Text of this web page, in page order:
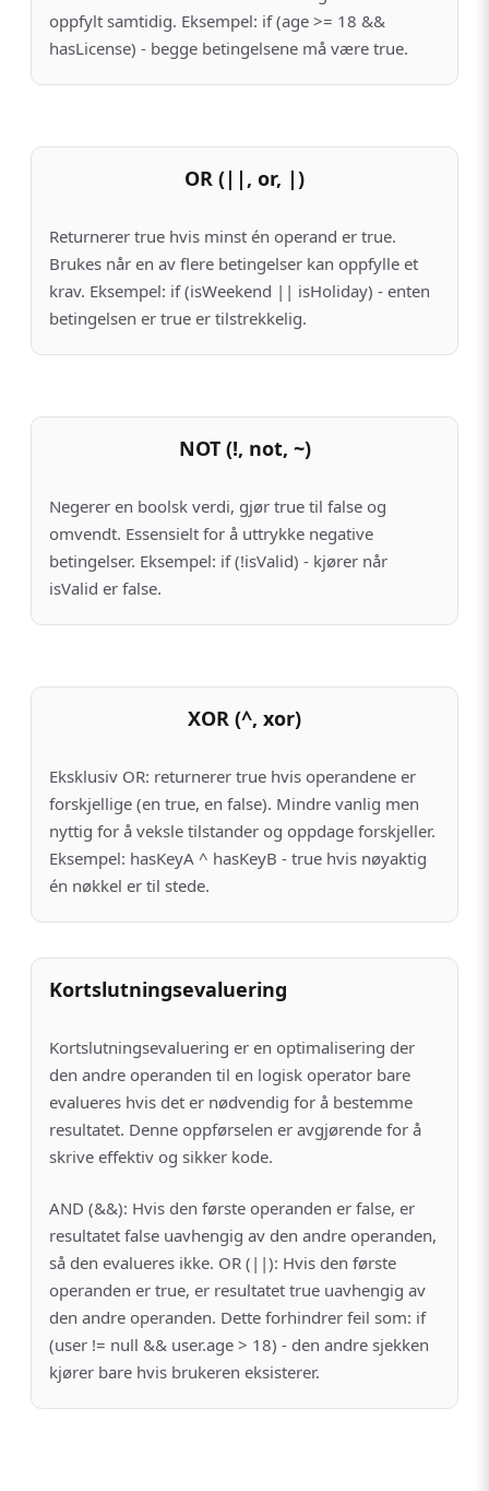
oppfylt samtidig. Eksempel: if (age >= 18 &&
hasLicense) - begge betingelsene må være true.
OR (||, or, |)
Returnerer true hvis minst én operand er true.
Brukes når en av flere betingelser kan oppfylle et
krav. Eksempel: if (isWeekend || isHoliday) - enten
betingelsen er true er tilstrekkelig.
NOT (!, not, ~)
Negerer en boolsk verdi, gjør true til false og
omvendt. Essensielt for å uttrykke negative
betingelser. Eksempel: if (!isValid) - kjører når
isValid er false.
XOR (^, xor)
Eksklusiv OR: returnerer true hvis operandene er
forskjellige (en true, en false). Mindre vanlig men
nyttig for å veksle tilstander og oppdage forskjeller.
Eksempel: hasKeyA ^ hasKeyB - true hvis nøyaktig
én nøkkel er til stede.
Kortslutningsevaluering
Kortslutningsevaluering er en optimalisering der
den andre operanden til en logisk operator bare
evalueres hvis det er nødvendig for å bestemme
resultatet. Denne oppførselen er avgjørende for å
skrive effektiv og sikker kode.
AND (&&): Hvis den første operanden er false, er
resultatet false uavhengig av den andre operanden,
så den evalueres ikke. OR (||): Hvis den første
operanden er true, er resultatet true uavhengig av
den andre operanden. Dette forhindrer feil som: if
(user != null && user.age > 18) - den andre sjekken
kjører bare hvis brukeren eksisterer.